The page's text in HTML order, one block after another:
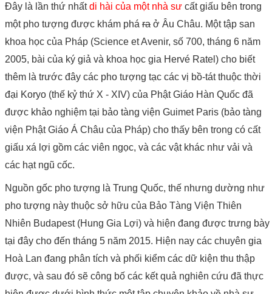
Đây là lần thứ nhấtdi hài của một nhà sư cất giấu bên trong
một pho tượng được khám phá ra ở Âu Châu. Một tập san
khoa học của Pháp (Science et Avenir, số 700, tháng 6 năm
2005, bài của ký giả và khoa học gia Hervé Ratel) cho biết
thêm là trước đây các pho tượng tạc các vị bồ-tát thuộc thời
đại Koryo (thế kỷ thứ X - XIV) của Phật Giáo Hàn Quốc đã
được khảo nghiệm tại bảo tàng viện Guimet Paris (bảo tàng
viện Phật Giáo Á Châu của Pháp) cho thấy bên trong có cất
giấu xá lợi gồm các viên ngọc, và các vật khác như vải và
các hạt ngũ cốc.
Nguồn gốc pho tượng là Trung Quốc, thế nhưng dường như
pho tượng này thuộc sở hữu của Bảo Tàng Viện Thiên
Nhiên Budapest (Hung Gia Lợi) và hiện đang được trưng bày
tại đây cho đến tháng 5 năm 2015. Hiện nay các chuyên gia
Hoà Lan đang phân tích và phối kiểm các dữ kiện thu thập
được, và sau đó sẽ công bố các kết quả nghiên cứu đã thực